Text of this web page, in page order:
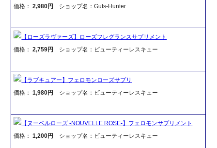
価格：2,980円 ショップ名：Guts-Hunter
【ローズラヴァーズ】ローズフレグランスサプリメント
価格：2,759円 ショップ名：ビューティーレスキュー
【ラブキュアー】フェロモンローズサプリ
価格：1,980円 ショップ名：ビューティーレスキュー
【ヌーベルローズ -NOUVELLE ROSE-】フェロモンサプリメント
価格：1,200円 ショップ名：ビューティーレスキュー